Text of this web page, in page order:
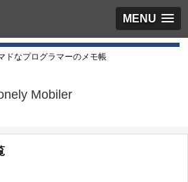
MENU
ドなプログラマーのメモ帳
Mobiler